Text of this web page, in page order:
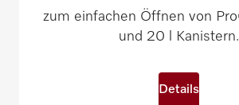
zum einfachen Öffnen von
und 20 l Kanistern.
Details